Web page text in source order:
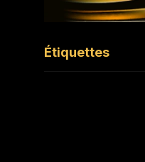
Étiquettes